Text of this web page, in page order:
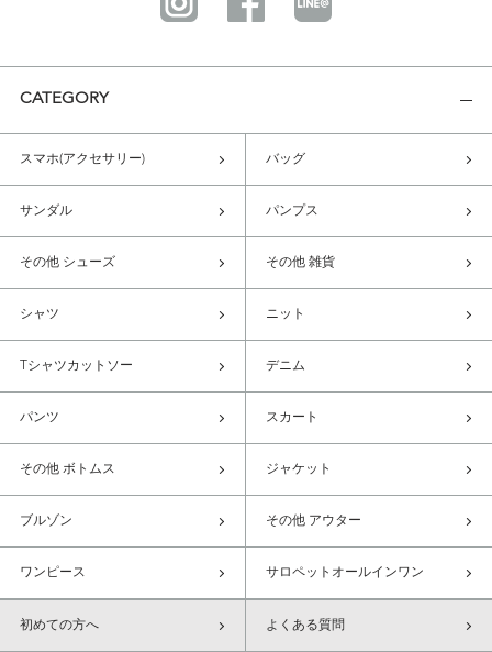
CATEGORY
スマホ(アクセサリー) バッグ
サンダル パンプス
その他 シューズ その他 雑貨
シャツ ニット
Tシャツカットソー デニム
パンツ スカート
その他 ボトムス ジャケット
ブルゾン その他 アウター
ワンピース サロペットオールインワン
初めての方へ よくある質問